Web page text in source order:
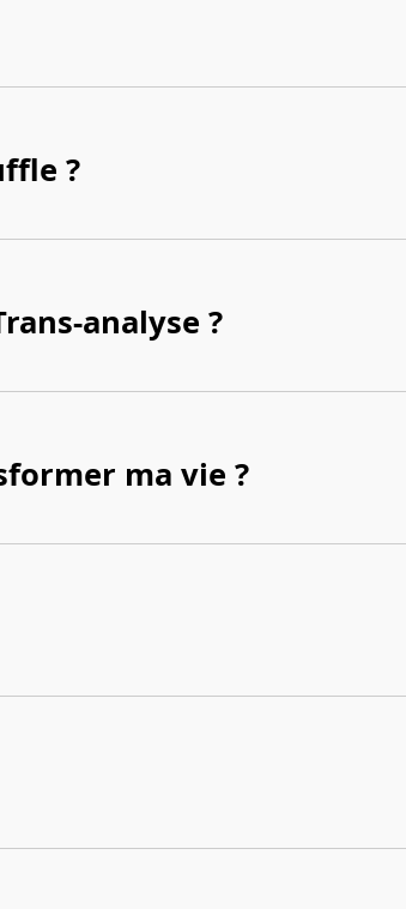
?
analyse ?
ma vie ?